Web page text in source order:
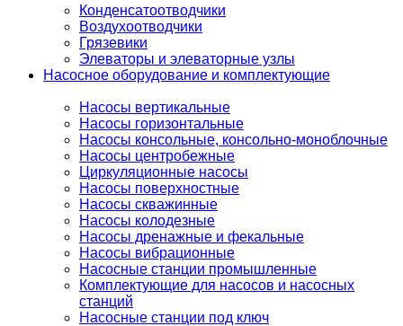
Конденсатоотводчики
Воздухоотводчики
Грязевики
Элеваторы и элеваторные узлы
Насосное оборудование и комплектующие
Насосы вертикальные
Насосы горизонтальные
Насосы консольные, консольно-моноблочные
Насосы центробежные
Циркуляционные насосы
Насосы поверхностные
Насосы скважинные
Насосы колодезные
Насосы дренажные и фекальные
Насосы вибрационные
Насосные станции промышленные
Комплектующие для насосов и насосных
станций
Насосные станции под ключ